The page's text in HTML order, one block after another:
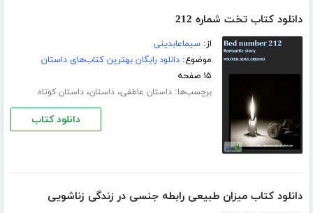
دانلود کتاب تخت شماره 212
از:سیماعابدینی
موضوع:دانلود رایگان بهترین کتاب‌های داستان
۱۵ صفحه
برچسب‌ها:داستان عاطفی،داستان،داستان کوتاه
دانلود کتاب
دانلود کتاب میزان طبیعی رابطه جنسی در زندگی زناشویی